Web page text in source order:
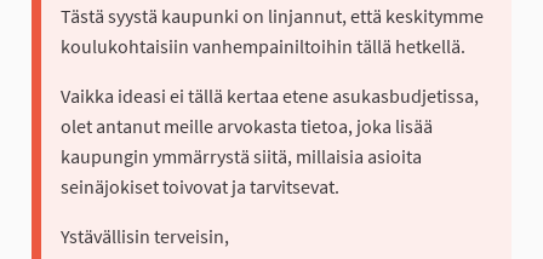
Tästä syystä kaupunki on linjannut, että keskitymme
koulukohtaisiin vanhempainiltoihin tällä hetkellä.
Vaikka ideasi ei tällä kertaa etene asukasbudjetissa,
olet antanut meille arvokasta tietoa, joka lisää
kaupungin ymmärrystä siitä, millaisia asioita
seinäjokiset toivovat ja tarvitsevat.
Ystävällisin terveisin,